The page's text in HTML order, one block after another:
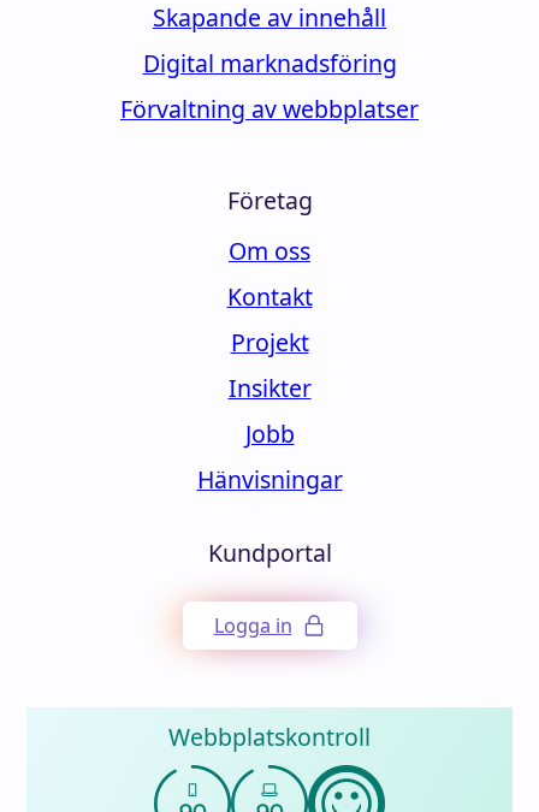
Skapande av innehåll
Digital marknadsföring
Förvaltning av webbplatser
Företag
Om oss
Kontakt
Projekt
Insikter
Jobb
Hänvisningar
Kundportal
Logga in
Webbplatskontroll